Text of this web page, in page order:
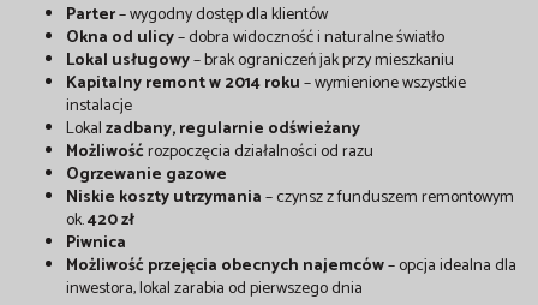
Parter– wygodny dostęp dla klientów
Okna od ulicy– dobra widoczność i naturalne światło
Lokal usługowy– brak ograniczeń jak przy mieszkaniu
Kapitalny remont w 2014 roku– wymienione wszystkie
instalacje
Lokalzadbany, regularnie odświeżany
Możliwośćrozpoczęcia działalności od razu
Ogrzewanie gazowe
Niskie koszty utrzymania– czynsz z funduszem remontowym
ok.420 zł
Piwnica
Możliwość przejęcia obecnych najemców– opcja idealna dla
inwestora, lokal zarabia od pierwszego dnia